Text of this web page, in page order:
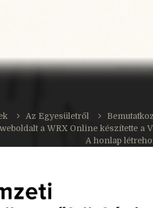
Az Egyesületről
a WRX Online készítette a
A honlap